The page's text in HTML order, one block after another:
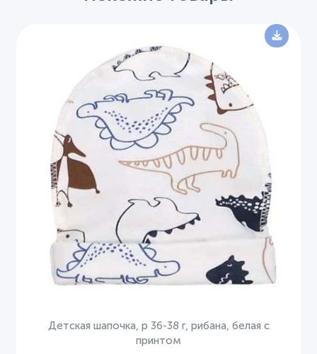
Детская шапочка, р 36-38 г, рибана, белая с
принтом